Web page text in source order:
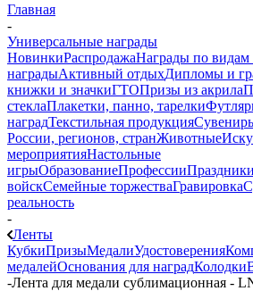
Главная
-
Универсальные награды
НовинкиРаспродажаНаграды по видам
наградыАктивный отдыхДипломы и
книжки и значкиГТОПризы из акрила
стеклаПлакетки, панно, тарелки
наградТекстильная продукция
России, регионов, странЖивотные
мероприятияНастольные
игрыОбразованиеПрофессии
войскСемейные торжестваГравировка
реальность
-
Ленты
КубкиПризыМедалиУдостоверения
медалейОснования для наградКолодки
-Лента для медали сублимационная -